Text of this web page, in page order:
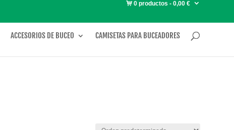
0 productos 0,00 €
ACCESORIOS DE BUCEO CAMISETAS PARA BUCEADORES